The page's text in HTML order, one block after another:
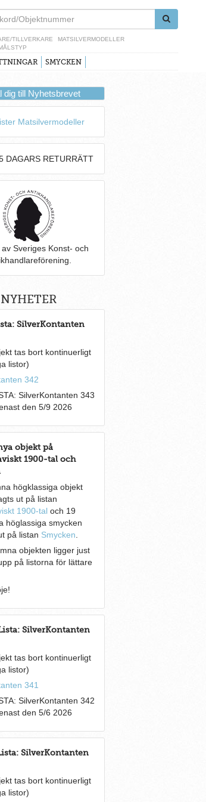
TILLVERKARE
MATSILVERMODELLER
SMYCKEN
dig till Nyhetsbrevet
Matsilvermodeller
DAGARS RETURRÄTT
Sveriges Konst- och
NYHETER
SilverKontanten
tas bort kontinuerligt
listor)
342
SilverKontanten 343
den 5/9 2026
objekt på
1900-tal och
högklassiga objekt
ut på listan
1900-tal och 19
höglassiga smycken
på listan Smycken
objekten ligger just
på listorna för lättare
SilverKontanten
tas bort kontinuerligt
listor)
341
SilverKontanten 342
den 5/6 2026
SilverKontanten
tas bort kontinuerligt
listor)